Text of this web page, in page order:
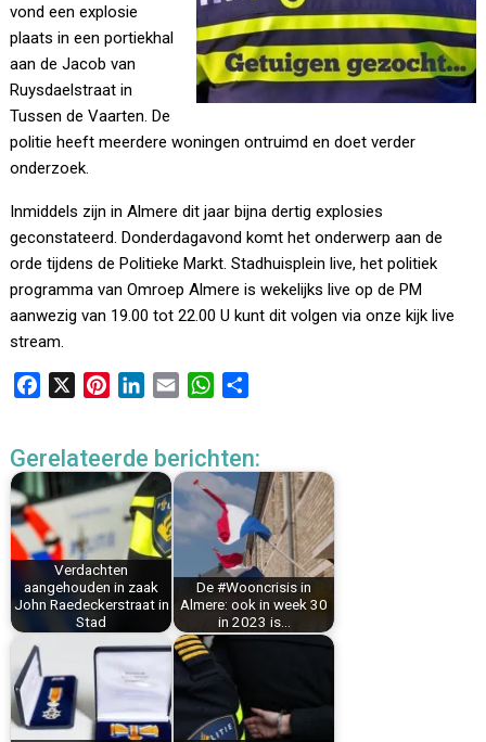
vond een explosie
plaats in een portiekhal
aan de Jacob van
Ruysdaelstraat in
Tussen de Vaarten. De
politie heeft meerdere woningen ontruimd en doet verder
onderzoek.
Inmiddels zijn in Almere dit jaar bijna dertig explosies
geconstateerd. Donderdagavond komt het onderwerp aan de
orde tijdens de Politieke Markt. Stadhuisplein live, het politiek
programma van Omroep Almere is wekelijks live op de PM
aanwezig van 19.00 tot 22.00 U kunt dit volgen via onze kijk live
stream.
e
b
o
o
k
t
e
s
t
k
e
d
I
n
i
l
W
t
s
A
p
p
e
n
Gerelateerde berichten:
Verdachten
aangehouden in zaak
John Raedeckerstraat in
Stad
De #Wooncrisis in
Almere: ook in week 30
in 2023 is…